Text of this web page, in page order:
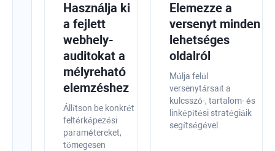
Javítsa
webhelye
állapotát
alkalmazáson
optimalizálási
tippekkel
Vizsgálja
Használja ki
a fejlett
webhely-
auditokat a
mélyreható
elemzéshez
Állítson be konkrét
feltérképezési
paramétereket,
tömegesen
Elemezze a
versenyt minden
lehetséges
oldalról
Múlja felül
versenytársait a
kulcsszó-, tartalom- és
linképítési stratégiáik
segítségével.